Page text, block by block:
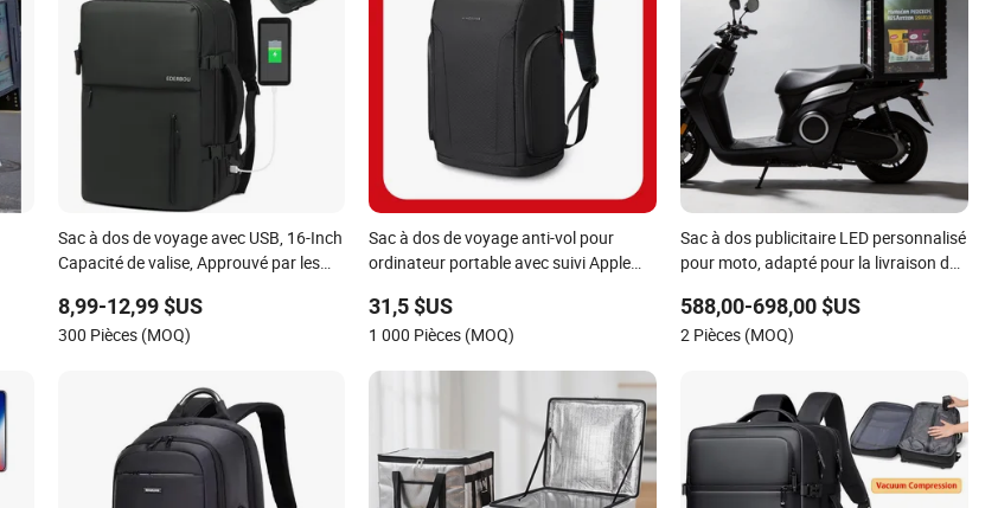
Sac à dos de voyage avec USB, 16-Inch
Capacité de valise, Approuvé par les
8,99-12,99 $US
300 Pièces (MOQ)
Sac à dos de voyage anti-vol pour
ordinateur portable avec suivi Apple
31,5 $US
1 000 Pièces (MOQ)
Sac à dos publicitaire LED personnalisé
pour moto, adapté pour la livraison de
588,00-698,00 $US
2 Pièces (MOQ)